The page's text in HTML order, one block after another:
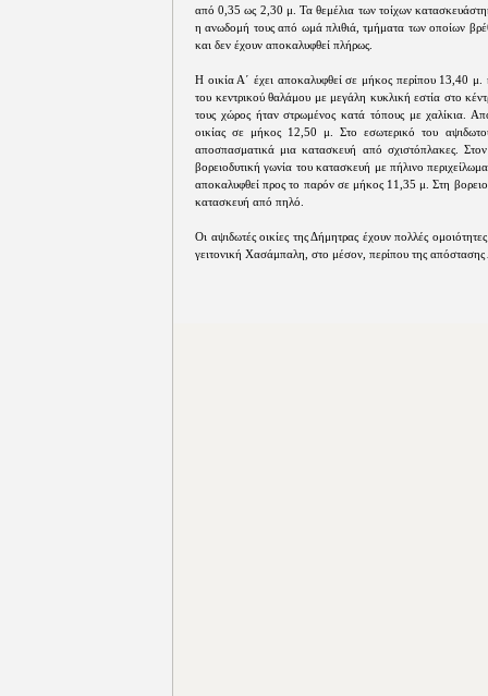
από 0,35 ως 2,30 μ. Τα θεμέλια των τοίχων
η ανωδομή τους από ωμά πλιθιά, τμήματα των οποίων
και δεν έχουν αποκαλυφθεί πλήρως.
Η οικία Α΄ έχει αποκαλυφθεί σε μήκος περίπου 13,40 μ.
του κεντρικού θαλάμου με μεγάλη κυκλική εστία στο
τους χώρος ήταν στρωμένος κατά τόπους με χαλίκια.
οικίας σε μήκος 12,50 μ. Στο εσωτερικό του
αποσπασματικά μια κατασκευή από σχιστόπλακες.
βορειοδυτική γωνία του κατασκευή με πήλινο
αποκαλυφθεί προς το παρόν σε μήκος 11,35 μ. Στη
κατασκευή από πηλό.
Οι αψιδωτές οικίες της Δήμητρας έχουν πολλές
γειτονική Χασάμπαλη, στο μέσον, περίπου της